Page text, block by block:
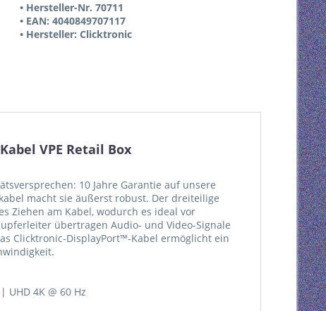
• Hersteller-Nr. 70711
• EAN: 4040849707117
• Hersteller: Clicktronic
VPE Retail Box
10 Jahre Garantie auf unsere
macht sie äußerst robust. Der dreiteilige
Ziehen am Kabel, wodurch es ideal vor
übertragen Audio- und Video-Signale
Clicktronic-DisplayPort™-Kabel ermöglicht ein
4K @ 60 Hz